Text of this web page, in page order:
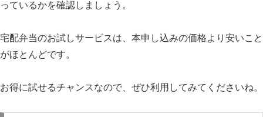
っているかを確認しましょう。
宅配弁当のお試しサービスは、本申し込みの価格より安いこと
がほとんどです。
お得に試せるチャンスなので、ぜひ利用してみてくださいね。